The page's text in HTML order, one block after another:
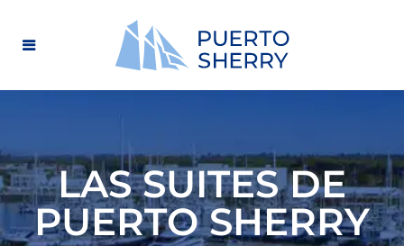
LAS SUITES DE
PUERTO SHERRY